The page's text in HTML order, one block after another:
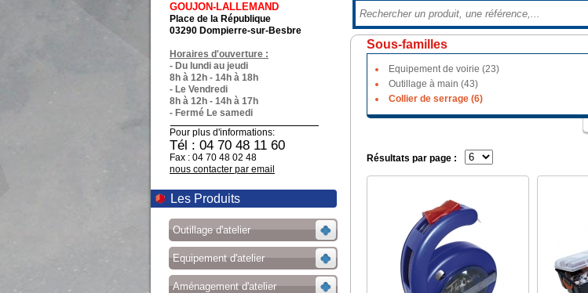
GOUJON-LALLEMAND
Place de la République
03290 Dompierre-sur-Besbre
Horaires d'ouverture :
- Du lundi au jeudi
8h à 12h - 14h à 18h
- Le Vendredi
8h à 12h - 14h à 17h
- Fermé Le samedi
Pour plus d'informations:
Tél : 04 70 48 11 60
Fax : 04 70 48 02 48
nous contacter par email
Les Produits
Outillage d'atelier
Equipement d'atelier
Aménagement d'atelier
Sous-familles
Equipement de voirie (23)
Outillage à main (43)
Collier de serrage (6)
Résultats par page :